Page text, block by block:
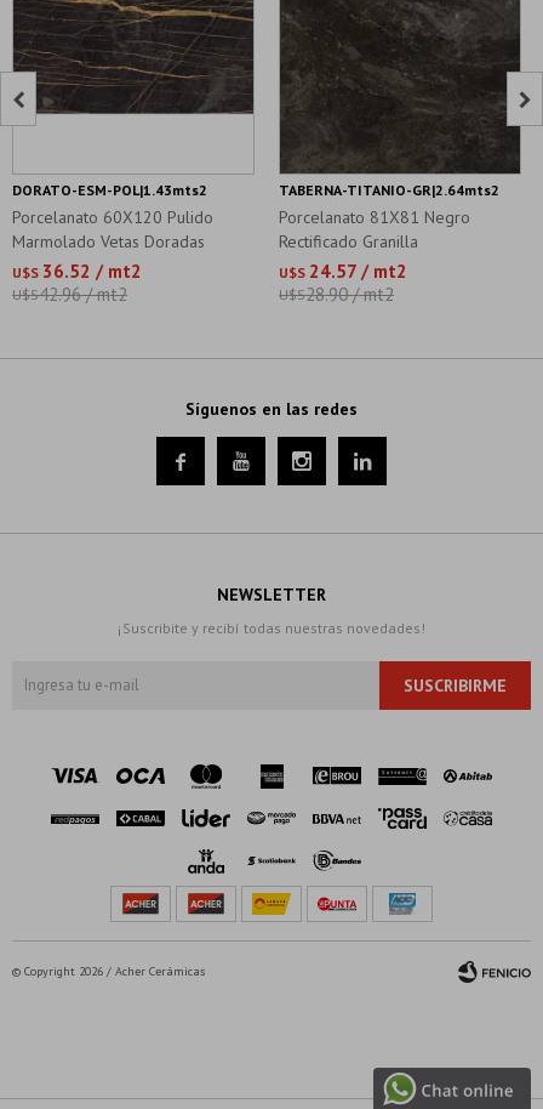
Porcelanato 60X120 Pulido
Marmolado Vetas Doradas
U$S 36.52 / mt2
U$S42.96 / mt2
DORATO-ESM-POL|1.43mts2
Porcelanato 81X81 Negro
Rectificado Granilla
U$S 24.57 / mt2
U$S28.90 / mt2
TABERNA-TITANIO-GR|2.64mts2
 
Síguenos en las redes
   
NEWSLETTER
¡Suscribite y recibí todas nuestras novedades!
SUSCRIBIRME
© Copyright 2026 / Acher Cerámicas